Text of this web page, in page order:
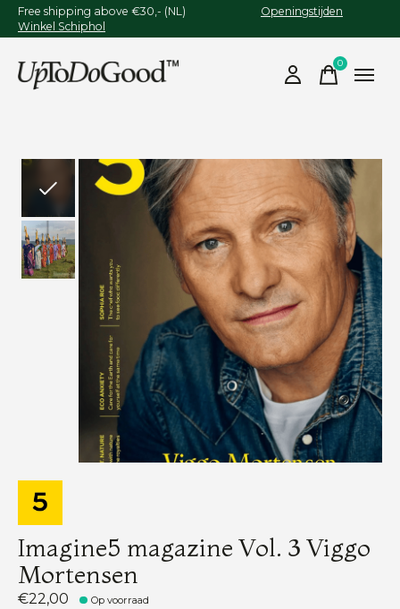
Free shipping above €30,- (NL) Openingstijden
Winkel Schiphol
0items
Slideshow Items
Imagine5 magazine Vol. 3 Viggo
Mortensen
€22,00 Op voorraad